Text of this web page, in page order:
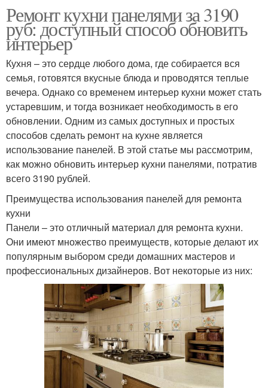
Ремонт кухни панелями за 3190
руб: доступный способ обновить
интерьер
Кухня – это сердце любого дома, где собирается вся
семья, готовятся вкусные блюда и проводятся теплые
вечера. Однако со временем интерьер кухни может стать
устаревшим, и тогда возникает необходимость в его
обновлении. Одним из самых доступных и простых
способов сделать ремонт на кухне является
использование панелей. В этой статье мы рассмотрим,
как можно обновить интерьер кухни панелями, потратив
всего 3190 рублей.
Преимущества использования панелей для ремонта
кухни
Панели – это отличный материал для ремонта кухни.
Они имеют множество преимуществ, которые делают их
популярным выбором среди домашних мастеров и
профессиональных дизайнеров. Вот некоторые из них: